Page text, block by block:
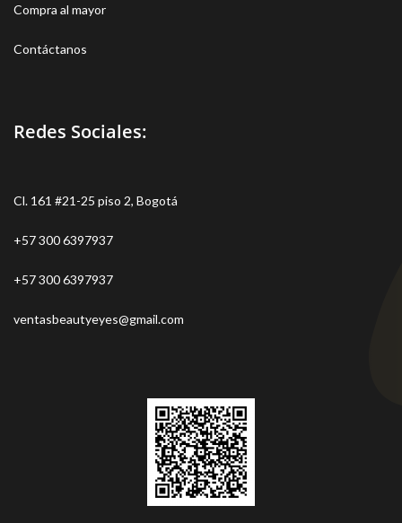
Compra al mayor
Contáctanos
Redes Sociales:
Cl. 161 #21-25 piso 2, Bogotá
+57 300 6397937
+57 300 6397937
ventasbeautyeyes@gmail.com